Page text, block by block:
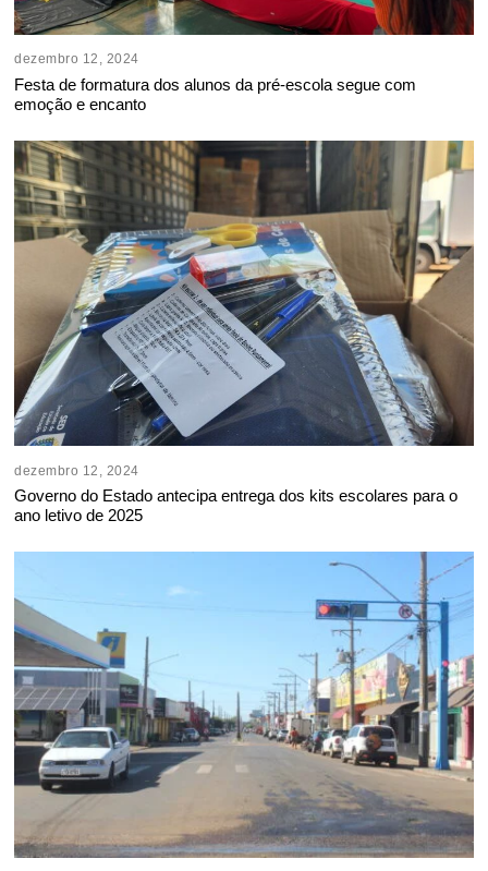
dezembro 12, 2024
Festa de formatura dos alunos da pré-escola segue com
emoção e encanto
dezembro 12, 2024
Governo do Estado antecipa entrega dos kits escolares para o
ano letivo de 2025